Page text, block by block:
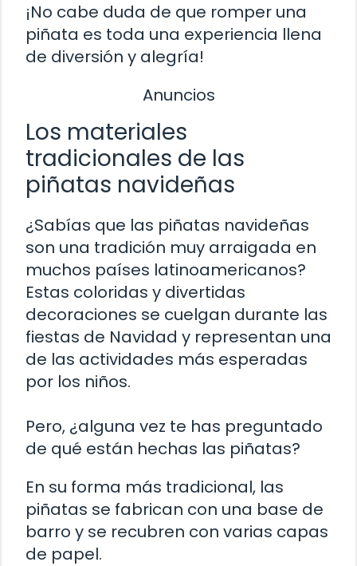
¡No cabe duda de que romper una
piñata es toda una experiencia llena
de diversión y alegría!
Anuncios
Los materiales
tradicionales de las
piñatas navideñas
¿Sabías que las piñatas navideñas
son una tradición muy arraigada en
muchos países latinoamericanos?
Estas coloridas y divertidas
decoraciones se cuelgan durante las
fiestas de Navidad y representan una
de las actividades más esperadas
por los niños.
Pero, ¿alguna vez te has preguntado
de qué están hechas las piñatas?
En su forma más tradicional, las
piñatas se fabrican con una base de
barro y se recubren con varias capas
de papel.